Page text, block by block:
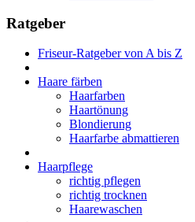
Ratgeber
Friseur-Ratgeber von A bis Z
Haare färben
Haarfarben
Haartönung
Blondierung
Haarfarbe abmattieren
Haarpflege
richtig pflegen
richtig trocknen
Haarewaschen